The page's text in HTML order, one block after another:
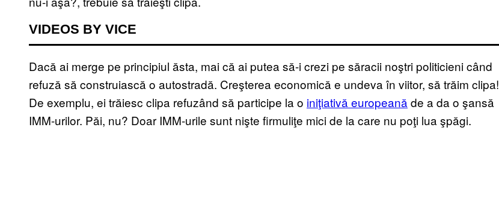
VIDEOS BY VICE
Dacă ai merge pe principiul ăsta, mai că ai putea să-i crezi pe săracii noştri politicieni când
refuză să construiască o autostradă. Creşterea economică e undeva în viitor, să trăim clipa!
De exemplu, ei trăiesc clipa refuzând să participe la o iniţiativă europeană de a da o şansă
IMM-urilor. Păi, nu? Doar IMM-urile sunt nişte firmuliţe mici de la care nu poţi lua şpăgi.